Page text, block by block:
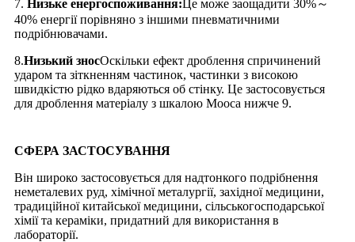
7. Низьке енергоспоживання:Це може заощадити 30%～
40% енергії порівняно з іншими пневматичними
подрібнювачами.
8.Низький зносОскільки ефект дроблення спричинений
ударом та зіткненням частинок, частинки з високою
швидкістю рідко вдаряються об стінку. Це застосовується
для дроблення матеріалу з шкалою Мооса нижче 9.
СФЕРА ЗАСТОСУВАННЯ
Він широко застосовується для надтонкого подрібнення
неметалевих руд, хімічної металургії, західної медицини,
традиційної китайської медицини, сільськогосподарської
хімії та кераміки, придатний для використання в
лабораторії.